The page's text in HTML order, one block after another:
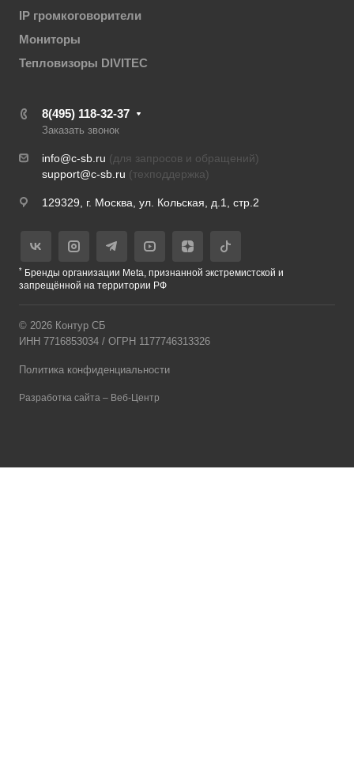
IP громкоговорители
Мониторы
Тепловизоры DIVITEC
8(495) 118-32-37
Заказать звонок
info@c-sb.ru (для запросов и обращений)
support@c-sb.ru (техподдержка)
129329, г. Москва, ул. Кольская, д.1, стр.2
* Бренды организации Meta, признанной экстремистской и
запрещённой на территории РФ
© 2026 Контур СБ
ИНН 7716853034 / ОГРН 1177746313326
Политика конфиденциальности
Разработка сайта – Веб-Центр